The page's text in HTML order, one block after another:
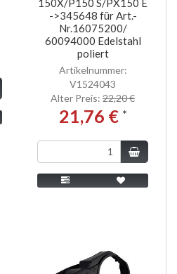
->345648 für Art.-
Nr.16075200/
60094000 Edelstahl
poliert
Artikelnummer:
V1524043
Alter Preis: 22,20 €
21,76 € *